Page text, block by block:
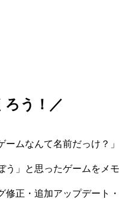
ろう！／
ムなんて名前だっけ？
」と思ったゲームをメ
正・追加アップデート